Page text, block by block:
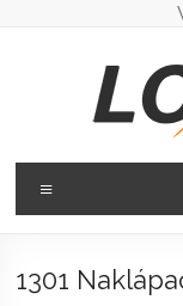
Loxsk
predaj
1301